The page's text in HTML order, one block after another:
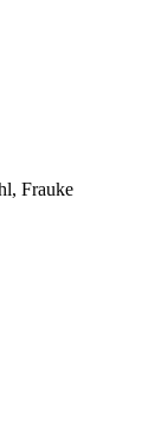
Frauke